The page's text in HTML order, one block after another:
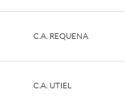
C.A. REQUENA
C.A. UTIEL